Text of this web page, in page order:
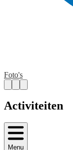
Foto's
Activiteiten
Menu